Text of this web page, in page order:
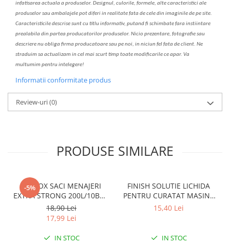
infatisarea actuala a produselor. Designul, culorile, formele, alte caracteristici ale
produselor sau ambalajele pot diferi in realitate fata de cele din imaginile de pe site.
Caracteristicile descrise sunt cu titlu informativ, putand fi schimbate fara instiintare
prealabila din partea producatorilor produselor. Nicio prezentare, fotografie sau
descriere nu obliga firma producatoare sau pe noi, in niciun fel fata de client. Ne
straduim sa actualizam in cel mai scurt timp toate modificarile ce apar. Va
multumim pentru intelegere!
Informatii conformitate produs
Review-uri(0)
PRODUSE SIMILARE
-5%
CLINOX SACI MENAJERI
EXTRA STRONG 200L/10BUC
LDPE NEGRI (90*122CM)
ETICHETA MOV
18,90 Lei
17,99 Lei
IN STOC
FINISH SOLUTIE LICHIDA
PENTRU CURATAT MASINA
DE SPALAT VASE 250ML
15,40 Lei
IN STOC